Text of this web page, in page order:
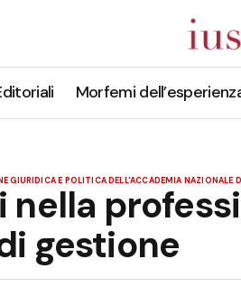
Morfemi
GIURIDICA E POLITICA DELL'ACCADEMIA NAZIONALE
gestione